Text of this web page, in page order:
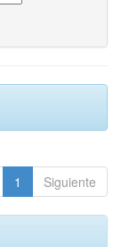
1 Siguiente